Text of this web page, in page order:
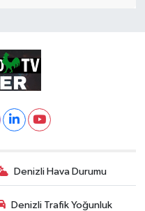
Denizli Hava Durumu
Denizli Trafik Yoğunluk